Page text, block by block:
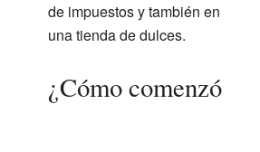
de impuestos y también en
una tienda de dulces.
¿Cómo comenzó